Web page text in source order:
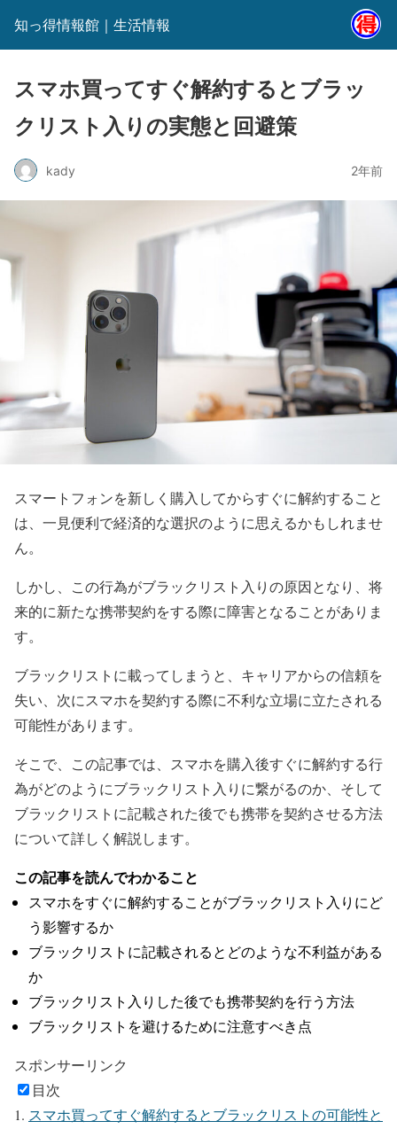
知っ得情報館｜生活情報
スマホ買ってすぐ解約するとブラッ
クリスト入りの実態と回避策
kady 2年前
スマートフォンを新しく購入してからすぐに解約すること
は、一見便利で経済的な選択のように思えるかもしれませ
ん。
しかし、この行為がブラックリスト入りの原因となり、将
来的に新たな携帯契約をする際に障害となることがありま
す。
ブラックリストに載ってしまうと、キャリアからの信頼を
失い、次にスマホを契約する際に不利な立場に立たされる
可能性があります。
そこで、この記事では、スマホを購入後すぐに解約する行
為がどのようにブラックリスト入りに繋がるのか、そして
ブラックリストに記載された後でも携帯を契約させる方法
について詳しく解説します。
この記事を読んでわかること
スマホをすぐに解約することがブラックリスト入りにど
う影響するか
ブラックリストに記載されるとどのような不利益がある
か
ブラックリスト入りした後でも携帯契約を行う方法
ブラックリストを避けるために注意すべき点
スポンサーリンク
目次
スマホ買ってすぐ解約するとブラックリストの可能性と